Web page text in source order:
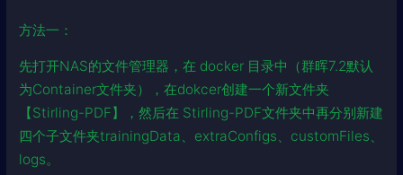
方法一：
先打开NAS的文件管理器，在 docker 目录中（群晖7.2默认
为Container文件夹），在dokcer创建一个新文件夹
【Stirling-PDF】，然后在 Stirling-PDF文件夹中再分别新建
四个子文件夹trainingData、extraConfigs、customFiles、
logs。